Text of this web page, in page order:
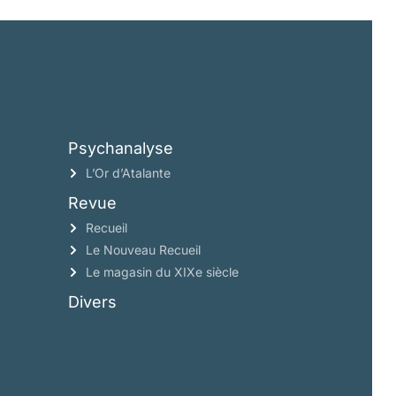
Psychanalyse
L’Or d’Atalante
Revue
Recueil
Le Nouveau Recueil
Le magasin du XIXe siècle
Divers